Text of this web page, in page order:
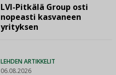
LVI-Pitkälä Group osti
nopeasti kasvaneen
yrityksen
LEHDEN ARTIKKELIT
06.08.2026